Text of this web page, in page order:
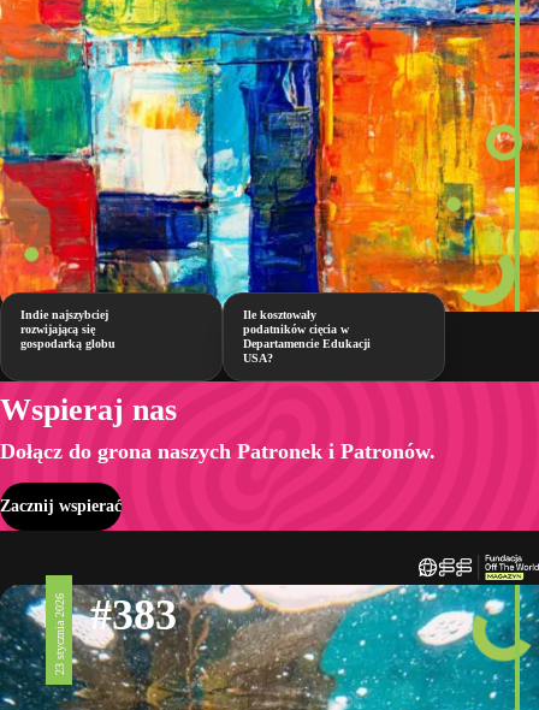
Indie najszybciej
rozwijającą się
gospodarką globu
Ile kosztowały
podatników cięcia w
Departamencie Edukacji
USA?
Wspieraj nas
Dołącz do grona naszych Patronek i Patronów.
Zacznij wspierać
23 stycznia 2026 #383